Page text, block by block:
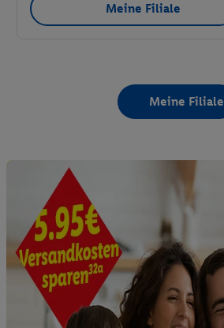
Meine Filiale
Meine Filiale